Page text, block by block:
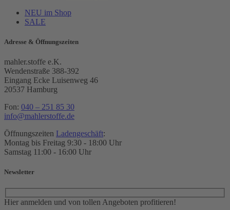
NEU im Shop
SALE
Adresse & Öffnungszeiten
mahler.stoffe e.K.
Wendenstraße 388-392
Eingang Ecke Luisenweg 46
20537 Hamburg
Fon: 040 – 251 85 30
info@mahlerstoffe.de
Öffnungszeiten Ladengeschäft:
Montag bis Freitag 9:30 - 18:00 Uhr
Samstag 11:00 - 16:00 Uhr
Newsletter
Hier anmelden und von tollen Angeboten profitieren!